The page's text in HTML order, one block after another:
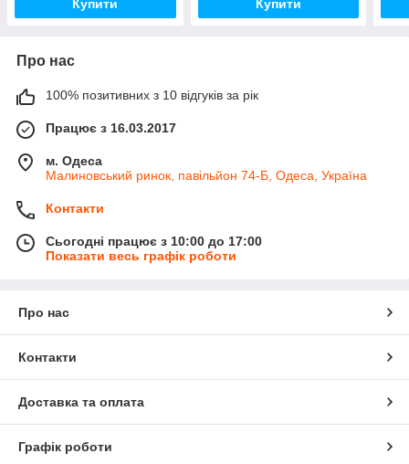
Купити Купити
Про нас
100% позитивних з 10 відгуків за рік
Працює з 16.03.2017
м. Одеса
Малиновський ринок, павільйон 74-Б, Одеса, Україна
Контакти
Сьогодні працює з 10:00 до 17:00
Показати весь графік роботи
Про нас
Контакти
Доставка та оплата
Графік роботи